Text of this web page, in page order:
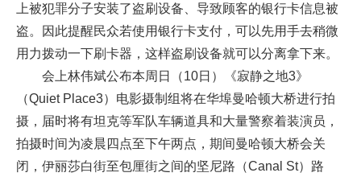
上被犯罪分子安装了盗刷设备、导致顾客的银行卡信息被
盗。因此提醒民众若使用银行卡支付，可以先用手去稍微
用力拨动一下刷卡器，这样盗刷设备就可以分离拿下来。
会上林伟斌公布本周日（10日）《寂静之地3》
（Quiet Place3）电影摄制组将在华埠曼哈顿大桥进行拍
摄，届时将有坦克等军队车辆道具和大量警察着装演员，
拍摄时间为凌晨四点至下午两点，期间曼哈顿大桥会关
闭，伊丽莎白街至包厘街之间的坚尼路（Canal St）路